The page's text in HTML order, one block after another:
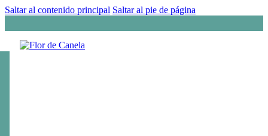
Saltar al contenido principal Saltar al pie de página